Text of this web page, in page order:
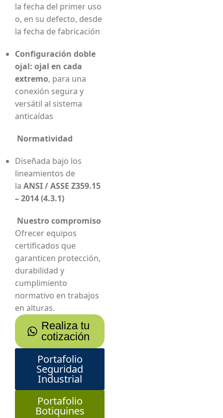
la fecha del primer uso
o, en su defecto, desde
la fecha de fabricación
Configuración doble
ojal: ojal en cada
extremo, para una
conexión segura y
versátil al sistema
anticaídas
Normatividad
Diseñada bajo los
lineamientos de
la ANSI / ASSE Z359.15
– 2014 (4.3.1)
Nuestro compromiso
Ofrecer equipos
certificados que
garanticen protección,
durabilidad y
cumplimiento
normativo en trabajos
en alturas.
Realiza tu
cotización
Portafolio
Seguridad
Industrial
Portafolio
Botiquines